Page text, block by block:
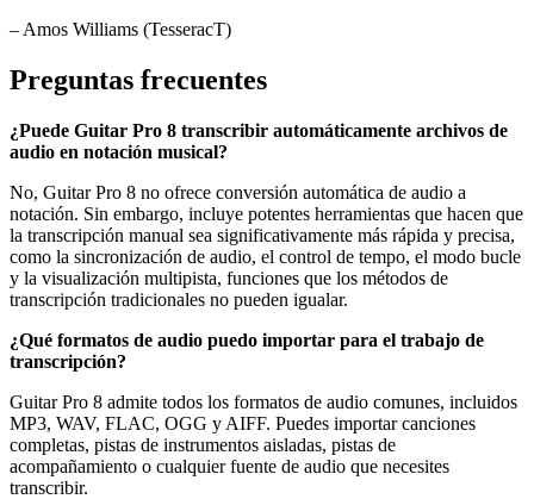
– Amos Williams (TesseracT)
Preguntas frecuentes
¿Puede Guitar Pro 8 transcribir automáticamente archivos de
audio en notación musical?
No, Guitar Pro 8 no ofrece conversión automática de audio a
notación. Sin embargo, incluye potentes herramientas que hacen que
la transcripción manual sea significativamente más rápida y precisa,
como la sincronización de audio, el control de tempo, el modo bucle
y la visualización multipista, funciones que los métodos de
transcripción tradicionales no pueden igualar.
¿Qué formatos de audio puedo importar para el trabajo de
transcripción?
Guitar Pro 8 admite todos los formatos de audio comunes, incluidos
MP3, WAV, FLAC, OGG y AIFF. Puedes importar canciones
completas, pistas de instrumentos aisladas, pistas de
acompañamiento o cualquier fuente de audio que necesites
transcribir.